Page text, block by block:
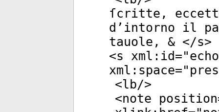
ſcritte,
d’intorno il
tauole, & </s>
<s xml:id="
xml:space="
<lb/>
<note position